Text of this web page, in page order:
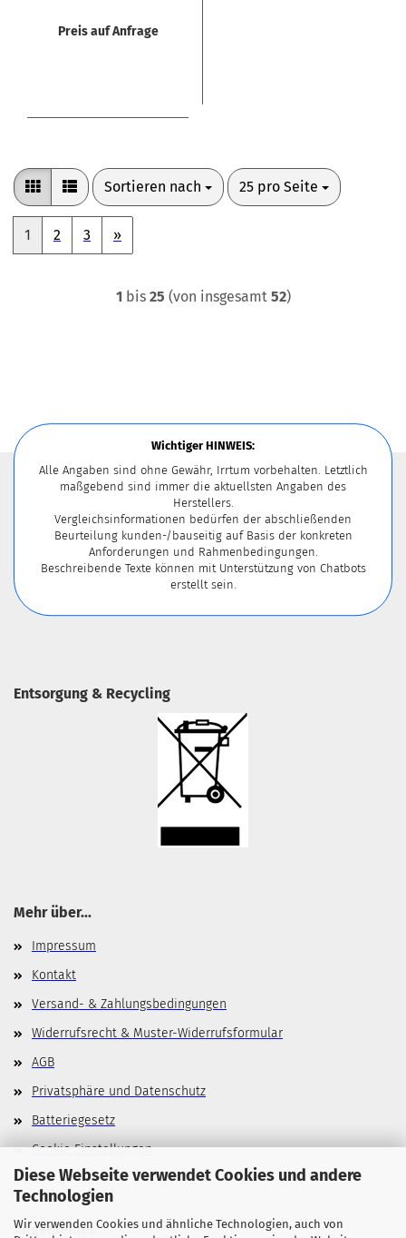
Diese Webseite verwendet Cookies und andere
Technologien
Wir verwenden Cookies und ähnliche Technologien, auch von
Preis auf Anfrage
Sortieren nach
Sortieren nach 25 pro Seite
pro Seite
1 2 3 »
1 bis 25 (von insgesamt 52)
Wichtiger HINWEIS:
Alle Angaben sind ohne Gewähr, Irrtum vorbehalten. Letztlich
maßgebend sind immer die aktuellsten Angaben des
Herstellers.
Vergleichsinformationen bedürfen der abschließenden
Beurteilung kunden-/bauseitig auf Basis der konkreten
Anforderungen und Rahmenbedingungen.
Beschreibende Texte können mit Unterstützung von Chatbots
erstellt sein.
Entsorgung & Recycling
Mehr über...
Impressum
Kontakt
Versand- & Zahlungsbedingungen
Widerrufsrecht & Muster-Widerrufsformular
AGB
Privatsphäre und Datenschutz
Batteriegesetz
Cookie Einstellungen
Allgemeines